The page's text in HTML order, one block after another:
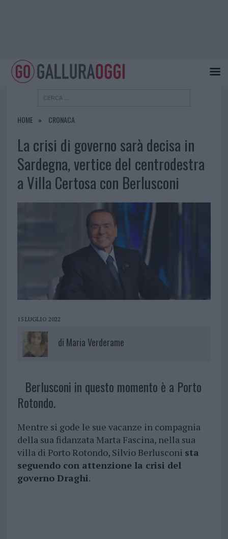
HOME CRONACA
La crisi di governo sarà decisa in
Sardegna, vertice del centrodestra
a Villa Certosa con Berlusconi
15 LUGLIO 2022
di Maria Verderame
Berlusconi in questo momento è a Porto
Rotondo.
Mentre si gode le sue vacanze in compagnia
della sua fidanzata Marta Fascina, nella sua
villa di Porto Rotondo, Silvio Berlusconi sta
seguendo con attenzione la crisi del
governo Draghi.